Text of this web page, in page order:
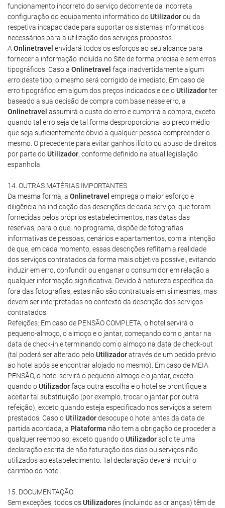
funcionamento incorreto do serviço decorrente da incorreta
configuração do equipamento informático doUtilizadorou da
respetiva incapacidade para suportar os sistemas informáticos
necessários para a utilização dos serviços propostos.
A Onlinetravel envidará todos os esforços ao seu alcance para
fornecer a informação incluída no Site de forma precisa e sem erros
tipográficos. Caso a Onlinetravel faça inadvertidamente algum
erro deste tipo, o mesmo será corrigido de imediato. Em caso de
erro tipográfico em algum dos preços indicados e de oUtilizadorter
baseado a sua decisão de compra com base nesse erro, a
Onlinetravel assumirá o custo do erro e cumprirá a compra, exceto
quando tal erro seja de tal forma desproporcional ao preço médio
que seja suficientemente óbvio a qualquer pessoa compreender o
mesmo. O precedente para evitar ganhos ilícito ou abuso de direitos
por parte doUtilizador, conforme definido na atual legislação
espanhola.
14. OUTRAS MATÉRIAS IMPORTANTES
Da mesma forma, a Onlinetravel emprega o maior esforço e
diligência na indicação das descrições de cada serviço, que foram
fornecidas pelos próprios estabelecimentos, nas datas das
reservas, para o que, no programa, dispõe de fotografias
informativas de pessoas, cenários e apartamentos, com a intenção
de que, em cada momento, essas descrições reflitam a realidade
dos serviços contratados da forma mais objetiva possível, evitando
induzir em erro, confundir ou enganar o consumidor em relação a
qualquer informação significativa. Devido à natureza específica da
fora das fotografias, estas não são contratuais em si mesmas, mas
devem ser interpretadas no contexto da descrição dos serviços
contratados.
Refeições: Em caso de PENSÃO COMPLETA, o hotel servirá o
pequeno-almoço, o almoço e o jantar, começando com o jantar na
data de check-in e terminando com o almoço na data de check-out
(tal poderá ser alterado peloUtilizadoratravés de um pedido prévio
ao hotel após se encontrar alojado no mesmo). Em caso de MEIA
PENSÃO, o hotel servirá o pequeno-almoço e o jantar, exceto
quando oUtilizadorfaça outra escolha e o hotel se prontifique a
aceitar tal substituição (por exemplo, trocar o jantar por outra
refeição), exceto quando esteja especificado nos serviços a serem
prestados. Caso oUtilizadordesocupe o hotel antes da data de
partida acordada, a Plataforma não tem a obrigação de proceder a
qualquer reembolso, exceto quando oUtilizadorsolicite uma
declaração escrita de não faturação dos dias ou serviços não
utilizados ao estabelecimento. Tal declaração deverá incluir o
carimbo do hotel.
15. DOCUMENTAÇÃO
Sem exceções, todos osUtilizadores (incluindo as crianças) têm de